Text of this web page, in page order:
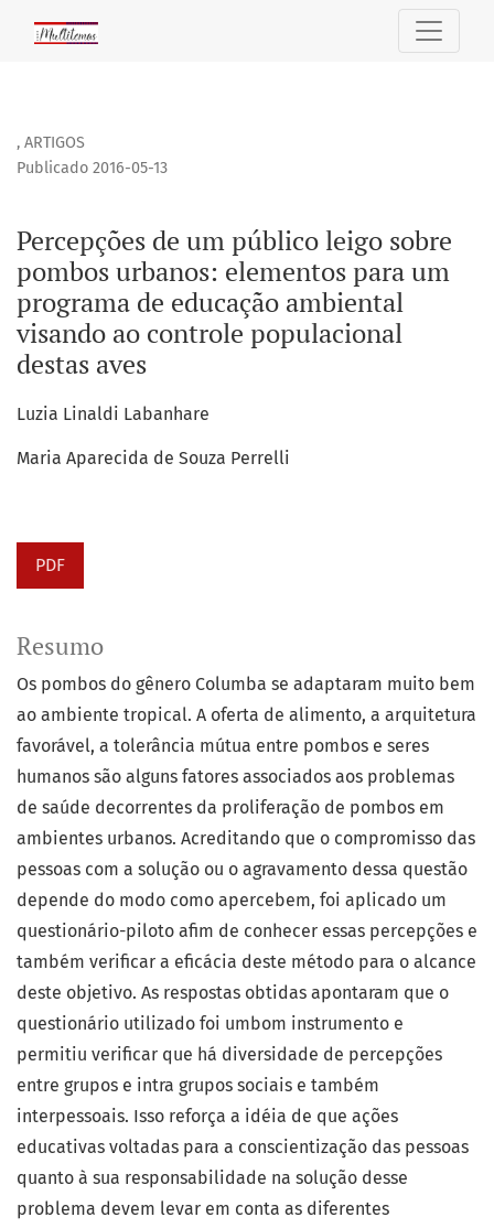
Percepções de um público leigo sobre pombos urbanos:
, ARTIGOS
Percepções de um público leigo sobre
pombos urbanos: elementos para um
programa de educação ambiental
visando ao controle populacional
destas aves
Publicado 2016-05-13
Luzia Linaldi Labanhare
Maria Aparecida de Souza Perrelli
PDF
Resumo
Os pombos do gênero Columba se adaptaram muito bem
ao ambiente tropical. A oferta de alimento, a arquitetura
favorável, a tolerância mútua entre pombos e seres
humanos são alguns fatores associados aos problemas
de saúde decorrentes da proliferação de pombos em
ambientes urbanos. Acreditando que o compromisso das
pessoas com a solução ou o agravamento dessa questão
depende do modo como apercebem, foi aplicado um
questionário-piloto afim de conhecer essas percepções e
também verificar a eficácia deste método para o alcance
deste objetivo. As respostas obtidas apontaram que o
questionário utilizado foi umbom instrumento e
permitiu verificar que há diversidade de percepções
entre grupos e intra grupos sociais e também
interpessoais. Isso reforça a idéia de que ações
educativas voltadas para a conscientização das pessoas
quanto à sua responsabilidade na solução desse
problema devem levar em conta as diferentes